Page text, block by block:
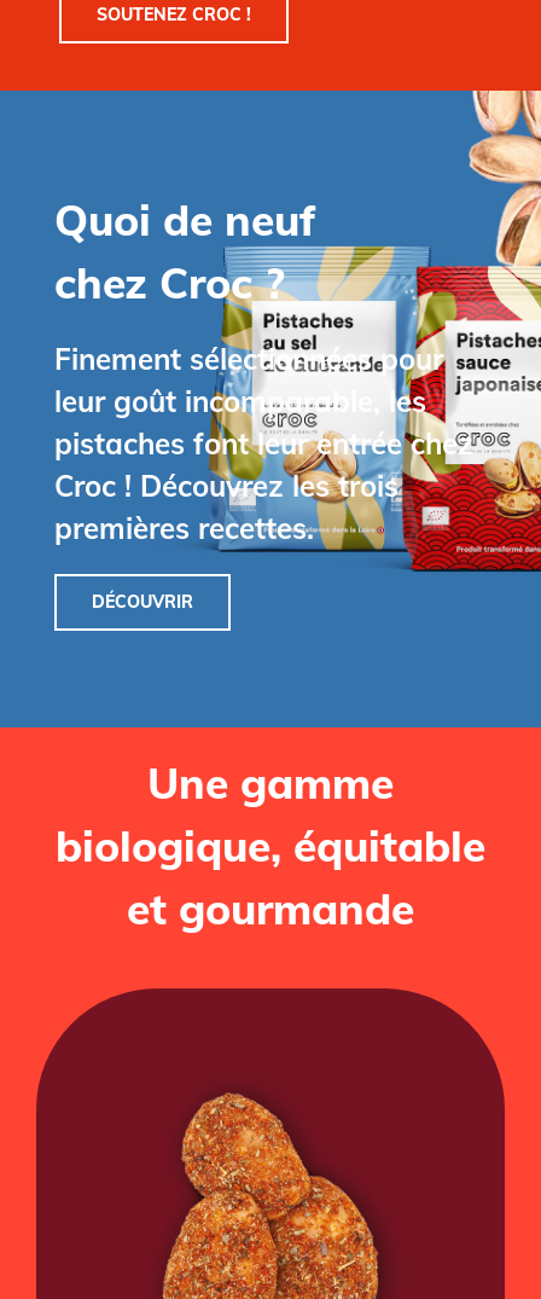
SOUTENEZ CROC !
Quoi de neuf
chez Croc ?
Finement sélectionnées pour
leur goût incomparable, les
pistaches font leur entrée chez
Croc ! Découvrez les trois
premières recettes.
DÉCOUVRIR
Une gamme
biologique, équitable
et gourmande